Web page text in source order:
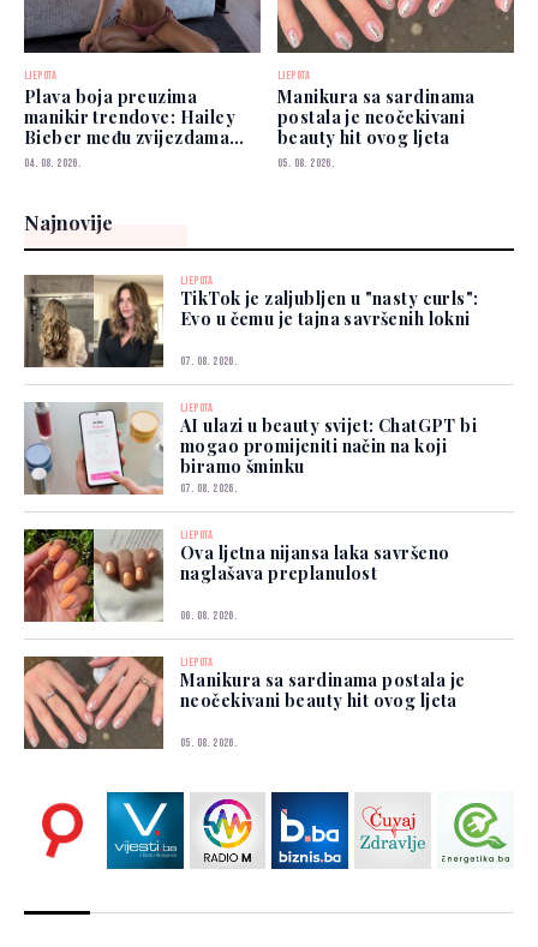
LJEPOTA
Plava boja preuzima
manikir trendove: Hailey
Bieber među zvijezdama
koje je već nose
04. 08. 2026.
LJEPOTA
Manikura sa sardinama
postala je neočekivani
beauty hit ovog ljeta
05. 08. 2026.
Najnovije
LJEPOTA
TikTok je zaljubljen u "nasty curls":
Evo u čemu je tajna savršenih lokni
07. 08. 2026.
LJEPOTA
AI ulazi u beauty svijet: ChatGPT bi
mogao promijeniti način na koji
biramo šminku
07. 08. 2026.
LJEPOTA
Ova ljetna nijansa laka savršeno
naglašava preplanulost
06. 08. 2026.
LJEPOTA
Manikura sa sardinama postala je
neočekivani beauty hit ovog ljeta
05. 08. 2026.